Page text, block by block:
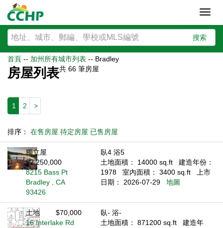
搜索
首頁 -- 加州所有城市列表 -- Bradley
房屋列表共 66 筆房屋
1 2 >
排序： 在售房屋 待定房屋 已售房屋
獨立屋
$2,250,000
8215 Bass Pt
Bradley , CA
93426
臥4 浴5
土地面積： 14000 sq.ft
建造年份：
1978
室內面積： 3400 sq.ft
上市
日期： 2026-07-29
地圖
土地
$70,000
16 Interlake Rd
臥- 浴-
土地面積： 871200 sq.ft
建造年